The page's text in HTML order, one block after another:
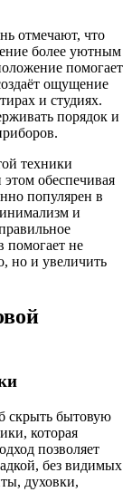
отмечают, что
более уютным
помогает
ощущение
и студиях.
порядок и
техники
обеспечивая
популярен в
и
помогает не
но и увеличить
скрыть бытовую
которая
позволяет
без видимых
духовки,